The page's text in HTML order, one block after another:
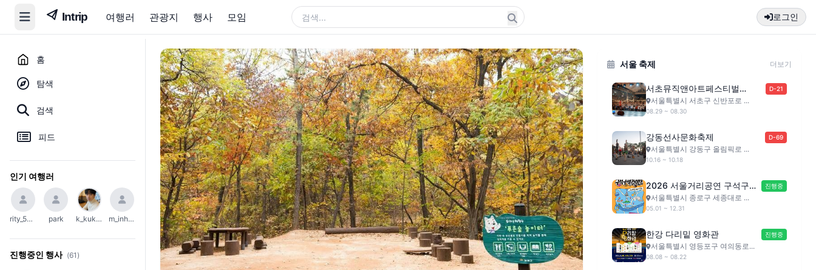
여행러 관광지 행사 모임 로그인
홈
탐색
검색
피드
인기 여행러
rity_5004 park k_kuko1111 m_inho23
진행중인 행사 (61)
서울 축제 더보기
서초뮤직앤아트페스티벌
(SMAF)
D-21
서울특별시 서초구 신반포로 ...
08.29 ~ 08.30
강동선사문화축제 D-69
서울특별시 강동구 올림픽로 ...
10.16 ~ 10.18
2026 서울거리공연 구석구석
라이브
진행중
서울특별시 종로구 세종대로 ...
05.01 ~ 12.31
한강 다리밑 영화관 진행중
서울특별시 영등포구 여의동로...
08.08 ~ 08.22